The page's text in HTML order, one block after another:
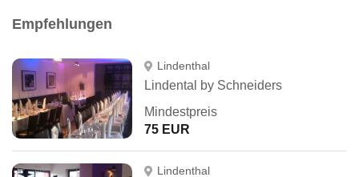
Empfehlungen
Lindenthal
Lindental by Schneiders
Mindestpreis
75 EUR
Lindenthal